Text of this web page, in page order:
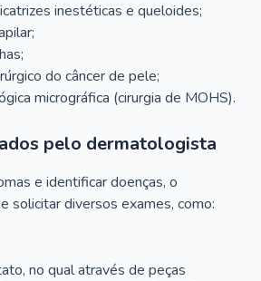
inestéticas e queloides;
do câncer de pele;
micrográfica (cirurgia de MOHS).
pelo dermatologista
e identificar doenças, o
solicitar diversos exames, como:
no qual através de peças